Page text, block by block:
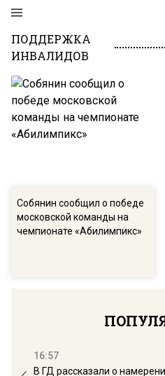
ПОДДЕРЖКА
ИНВАЛИДОВ
Собянин сообщил о победе
московской команды на
чемпионате «Абилимпикс»
16:57
В ГД рассказали о